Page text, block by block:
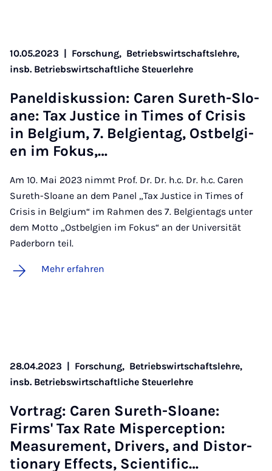
10.05.2023 | Forschung, Betriebswirtschaftslehre,
insb. Betriebswirtschaftliche Steuerlehre
Pa­nel­dis­kus­si­on: Caren Su­reth-Slo­
a­ne: Tax Ju­sti­ce in Ti­mes of Cri­sis
in Bel­gi­um, 7. Bel­gi­en­tag, Ost­bel­gi­
en im Fo­kus,…
Am 10. Mai 2023 nimmt Prof. Dr. Dr. h.c. Dr. h.c. Caren
Sureth-Sloane an dem Panel „Tax Justice in Times of
Crisis in Belgium“ im Rahmen des 7. Belgientags unter
dem Motto „Ostbelgien im Fokus“ an der Universität
Paderborn teil.
Mehr erfahren
28.04.2023 | Forschung, Betriebswirtschaftslehre,
insb. Betriebswirtschaftliche Steuerlehre
Vor­trag: Caren Su­reth-Slo­a­ne:
Firms' Tax Ra­te Mis­per­cep­ti­on:
Mea­su­re­ment, Dri­vers, and Dis­tor­
ti­o­na­ry Ef­fects, Scien­ti­fic…